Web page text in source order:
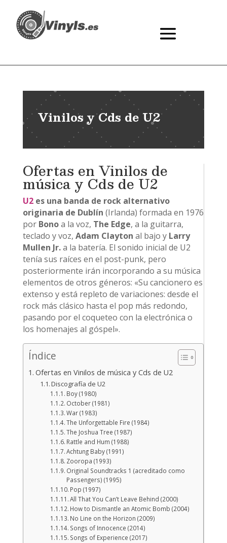
Vinilos y Cds de U2
Ofertas en Vinilos de
música y Cds de U2
U2 es una banda de rock alternativo
originaria de Dublín (Irlanda) formada en 1976
por Bonoa la voz, The Edge, a la guitarra,
teclado y voz, Adam Clayton al bajo y Larry
Mullen Jr.a la batería. El sonido inicial de U2
tenía sus raíces en el post-punk, pero
posteriormente irán incorporando a su música
elementos de otros géneros: «Su cancionero es
extenso y está repleto de variaciones: desde el
rock más clásico hasta el pop más redondo,
pasando por el coqueteo con la electrónica o
los homenajes al góspel».
Índice
Ofertas en Vinilos de música y Cds de U2
Discografía de U2
Boy (1980)
October (1981)
War (1983)
The Unforgettable Fire (1984)
The Joshua Tree (1987)
Rattle and Hum (1988)
Achtung Baby (1991)
Zooropa (1993)
Original Soundtracks 1 (acreditado como
Passengers) (1995)
Pop (1997)
All That You Can’t Leave Behind (2000)
How to Dismantle an Atomic Bomb (2004)
No Line on the Horizon (2009)
Songs of Innocence (2014)
Songs of Experience (2017)